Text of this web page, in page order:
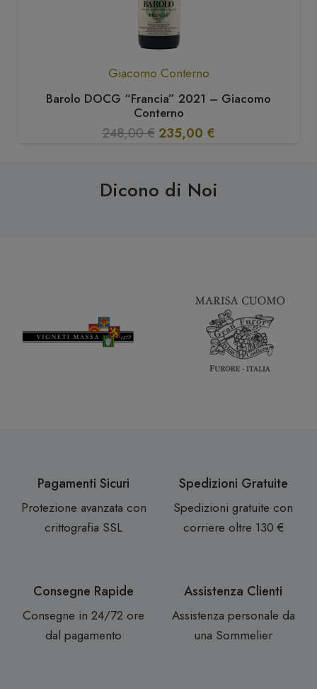
Giacomo Conterno
Barolo DOCG “Francia” 2021 – Giacomo
Conterno
248,00€ Il
era:
235,00 €Il
è:
Dicono di Noi
Pagamenti Sicuri
Protezione avanzata con
crittografia SSL
Spedizioni Gratuite
Spedizioni gratuite con
corriere oltre 130 €
Consegne Rapide
Consegne in 24/72 ore
dal pagamento
Assistenza Clienti
Assistenza personale da
una Sommelier